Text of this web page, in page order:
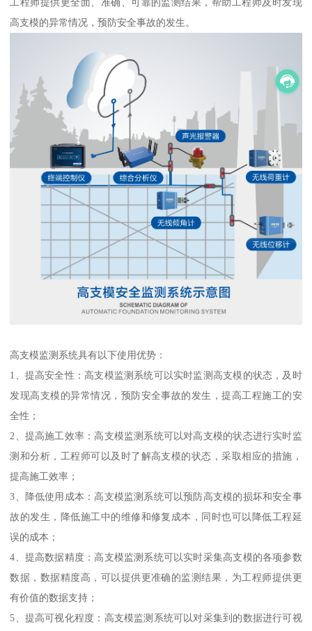
高支模的异常情况，预防安全事故的发生。
高支模监测系统具有以下使用优势：
1、提高安全性：高支模监测系统可以实时监测高支模的状态，及时
发现高支模的异常情况，预防安全事故的发生，提高工程施工的安
全性；
2、提高施工效率：高支模监测系统可以对高支模的状态进行实时监
测和分析，工程师可以及时了解高支模的状态，采取相应的措施，
提高施工效率；
3、降低使用成本：高支模监测系统可以预防高支模的损坏和安全事
故的发生，降低施工中的维修和修复成本，同时也可以降低工程延
误的成本；
4、提高数据精度：高支模监测系统可以实时采集高支模的各项参数
数据，数据精度高，可以提供更准确的监测结果，为工程师提供更
有价值的数据支持；
5、提高可视化程度：高支模监测系统可以对采集到的数据进行可视